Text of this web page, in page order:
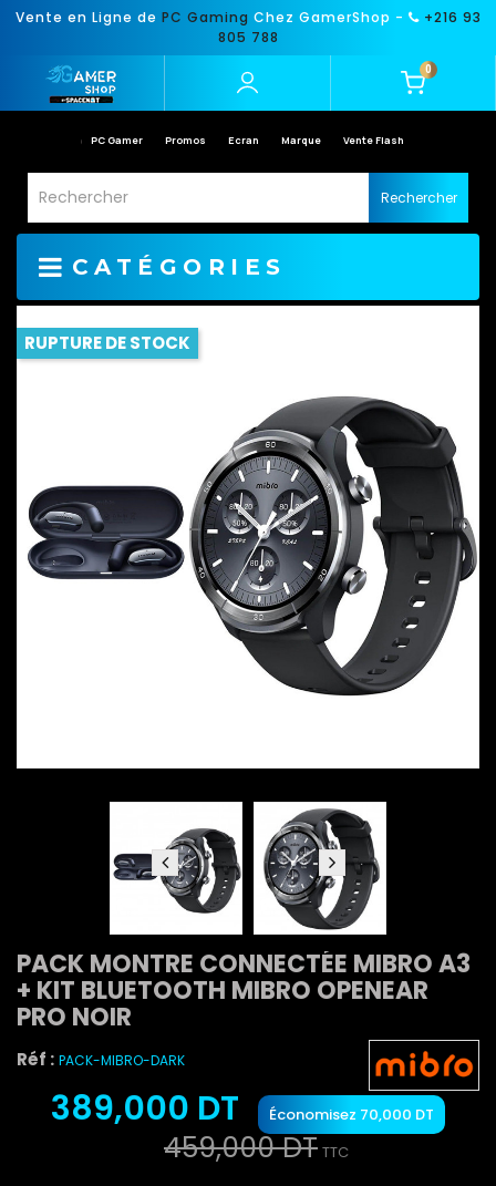
Vente en Ligne de PC Gaming Chez GamerShop -
+216 93
805 788
0
PC Gamer Promos Ecran Marque Vente Flash
Rechercher
CATÉGORIES
RUPTURE DE STOCK
PACK MONTRE CONNECTÉE MIBRO A3
+ KIT BLUETOOTH MIBRO OPENEAR
PRO NOIR
Réf : PACK-MIBRO-DARK
389,000 DT Économisez 70,000 DT
459,000 DT TTC